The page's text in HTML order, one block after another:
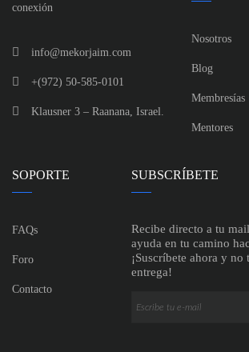
conexión
info@mekorjaim.com
+(972) 50-585-0101
Klausner 3 – Raanana, Israel.
Nosotros
Blog
Membresías
Mentores
SOPORTE
FAQs
Foro
Contacto
SUBSCRÍBETE
Recibe directo a tu
ayuda en tu camino
¡Suscríbete ahora y no
entrega!